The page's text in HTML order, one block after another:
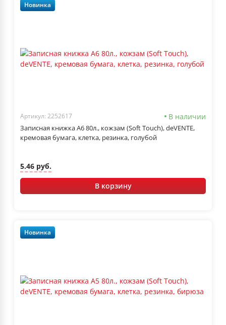
Новинка
Артикул: 2252617 В наличии
Записная книжка А6 80л., кожзам (Soft Touch), deVENTE,
кремовая бумага, клетка, резинка, голубой
5.46 руб.
В корзину
Новинка